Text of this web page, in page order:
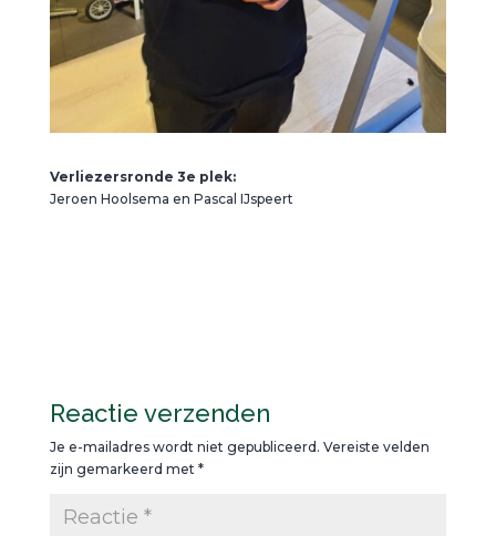
Verliezersronde 3e plek:
Jeroen Hoolsema en Pascal IJspeert
Reactie verzenden
Je e-mailadres wordt niet gepubliceerd. Vereiste velden
zijn gemarkeerd met *